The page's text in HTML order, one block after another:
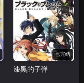
已完结
漆黑的子弹